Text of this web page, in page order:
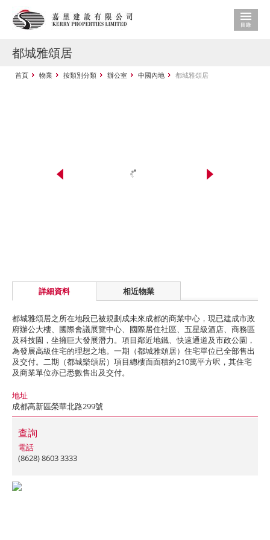
都城雅頌居
首頁 物業 按類別分類 辦公室 中國內地 都城雅頌居
詳細資料 相近物業
都城雅頌居之所在地段已被規劃成未來成都的商業中心，現已建成市政
府辦公大樓、國際會議展覽中心、國際居住社區、五星級酒店、商務區
及科技園，坐擁巨大發展潛力。項目鄰近地鐵、快速通道及市政公園，
為發展高級住宅的理想之地。一期（都城雅頌居）住宅單位已全部售出
及交付。二期（都城樂頌居）項目總樓面面積約210萬平方呎，其住宅
及商業單位亦已悉數售出及交付。
地址
成都高新區榮華北路299號
查詢
電話
(8628) 8603 3333